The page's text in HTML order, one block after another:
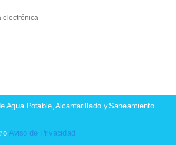
electrónica
Agua Potable, Alcantarillado y Saneamiento
Aviso de Privacidad